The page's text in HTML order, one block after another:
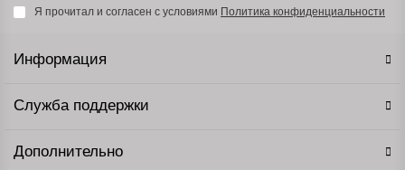
Я прочитал и согласен с условиями Политика конфиденциальности
Информация
Служба поддержки
Дополнительно